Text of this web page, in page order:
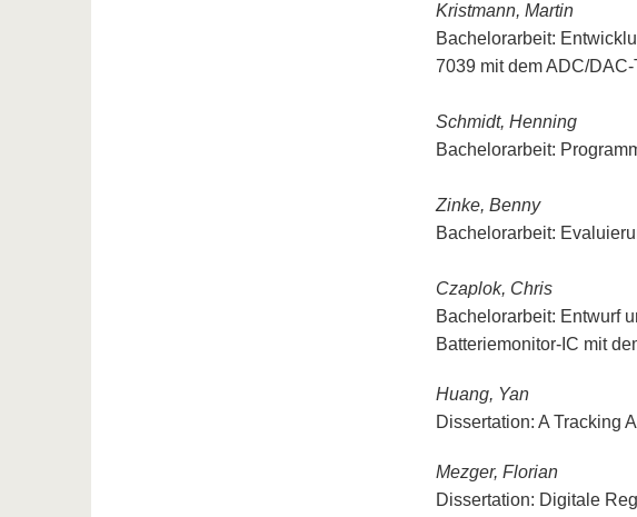
Kristmann, Martin
Bachelorarbeit:
7039 mit dem ADC/
Schmidt, Henning
Bachelorarbeit:
Zinke, Benny
Bachelorarbeit:
Czaplok, Chris
Bachelorarbeit: Entwurf
Batteriemonitor-IC mit
Huang, Yan
Dissertation: A Tracking
Mezger, Florian
Dissertation: Digitale